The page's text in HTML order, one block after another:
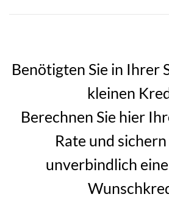
Benötigten Sie in Ihrer
kleinen
Berechnen Sie hier
Rate und sichern
unverbindlich